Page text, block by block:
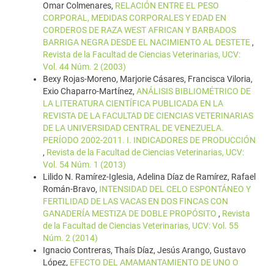
Omar Colmenares, RELACIÓN ENTRE EL PESO
CORPORAL, MEDIDAS CORPORALES Y EDAD EN
CORDEROS DE RAZA WEST AFRICAN Y BARBADOS
BARRIGA NEGRA DESDE EL NACIMIENTO AL DESTETE,
Revista de la Facultad de Ciencias Veterinarias, UCV:
Vol. 44 Núm. 2 (2003)
Bexy Rojas-Moreno, Marjorie Cásares, Francisca Viloria,
Exio Chaparro-Martínez, ANÁLISIS BIBLIOMÉTRICO DE
LA LITERATURA CIENTÍFICA PUBLICADA EN LA
REVISTA DE LA FACULTAD DE CIENCIAS VETERINARIAS
DE LA UNIVERSIDAD CENTRAL DE VENEZUELA.
PERÍODO 2002-2011. I. INDICADORES DE PRODUCCIÓN
, Revista de la Facultad de Ciencias Veterinarias, UCV:
Vol. 54 Núm. 1 (2013)
Lilido N. Ramírez-Iglesia, Adelina Díaz de Ramírez, Rafael
Román-Bravo, INTENSIDAD DEL CELO ESPONTÁNEO Y
FERTILIDAD DE LAS VACAS EN DOS FINCAS CON
GANADERÍA MESTIZA DE DOBLE PROPÓSITO , Revista
de la Facultad de Ciencias Veterinarias, UCV: Vol. 55
Núm. 2 (2014)
Ignacio Contreras, Thaís Díaz, Jesús Arango, Gustavo
López, EFECTO DEL AMAMANTAMIENTO DE UNO O